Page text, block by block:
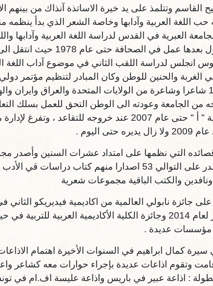
القاسم وتتلمذ على يد خيرة الاساتذة آنذاك من بينهم
اللغة العربية وآدابها وخاصة الشعر الذي بدأ
حصل على اللقب الأول بعدها عمل
لوس انجلس لدراسة اللقب الثاني في موضوع آداب اللغة
الغربة والحنين للوطن وكان المبادر لتنظيم مؤتمر
شارك فيه اكثر من 17 شاعرا وشاعرة من الولايات المتحدة والعراق
من الجامعة وعودته الى الوطن التحق للعمل بسلك
مدرسة المغار الشاملة " أ " حتى عام 2007 عند خروجه
اليوم .
2006 جمع قصائده التي نظمها على امتداد عشرات السنين
الجرمق " بعد ذلك أصدر على التوالي 53 اصدارا منهم
والكتب الباقية مجموعات شعرية
جائزة نابولي العالمية من اكاديمية فيديريكو الثاني في
العربي عن فئة الشعر لعام 2014 وجائزة الكلية الأكاديمية العربية
مؤسسات عديدة .
سيرة كمال ابراهيم في السنوات الأخيرة اهتمام
قامت وتقوم اذاعات عديدة بإجراء حوارات معه كشاعر
: اذاعة عبير في باريس واذاعة عليسة اف.ام في